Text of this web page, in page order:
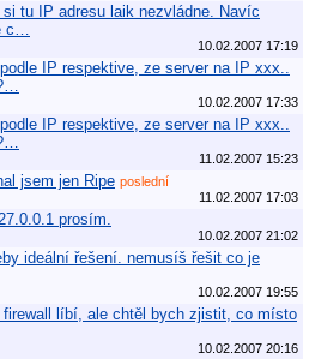
tu IP adresu laik nezvládne. Navíc
c…
10.02.2007 17:19
IP respektive, ze server na IP xxx..
10.02.2007 17:33
IP respektive, ze server na IP xxx..
11.02.2007 15:23
jsem jen Ripe poslední
11.02.2007 17:03
prosím.
10.02.2007 21:02
ideální řešení. nemusíš řešit co je
10.02.2007 19:55
líbí, ale chtěl bych zjistit, co místo
10.02.2007 20:16